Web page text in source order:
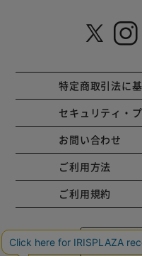
特定商取引法に
セキュリティ・
お問い合わせ
ご利用方法
ご利用規約
コーポ